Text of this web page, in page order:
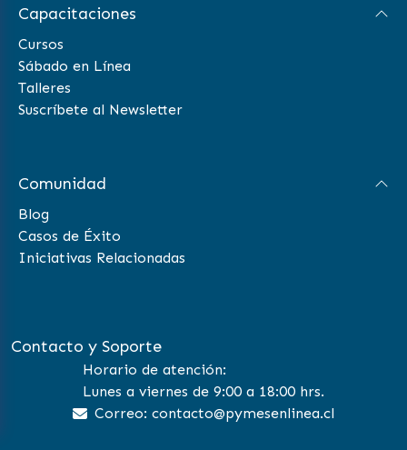
Capacitaciones
Cursos
Sábado en Línea
Talleres
Suscríbete al Newsletter
Comunidad
Blog
Casos de Éxito
Iniciativas Relacionadas
Contacto y Soporte
Horario de atención:
Lunes a viernes de 9:00 a 18:00 hrs.
Correo: contacto@pymesenlinea.cl